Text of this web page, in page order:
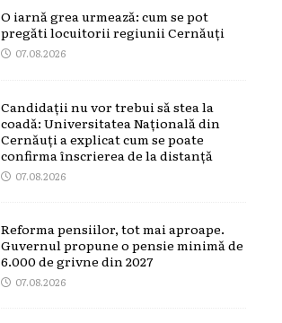
O iarnă grea urmează: cum se pot
pregăti locuitorii regiunii Cernăuți
07.08.2026
Candidații nu vor trebui să stea la
coadă: Universitatea Națională din
Cernăuți a explicat cum se poate
confirma înscrierea de la distanță
07.08.2026
Reforma pensiilor, tot mai aproape.
Guvernul propune o pensie minimă de
6.000 de grivne din 2027
07.08.2026